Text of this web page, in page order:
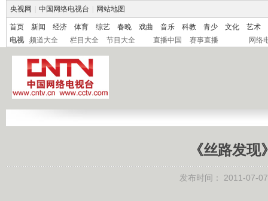
央视网 中国网络电视台 网站地图
首页 新闻 经济 体育 综艺 春晚 戏曲 音乐 科教 青少 文化
艺术
电视
频道大全 栏目大全 节目大全 直播中国 赛事直播 网络
《丝路发现
发布时间： 2011-07-